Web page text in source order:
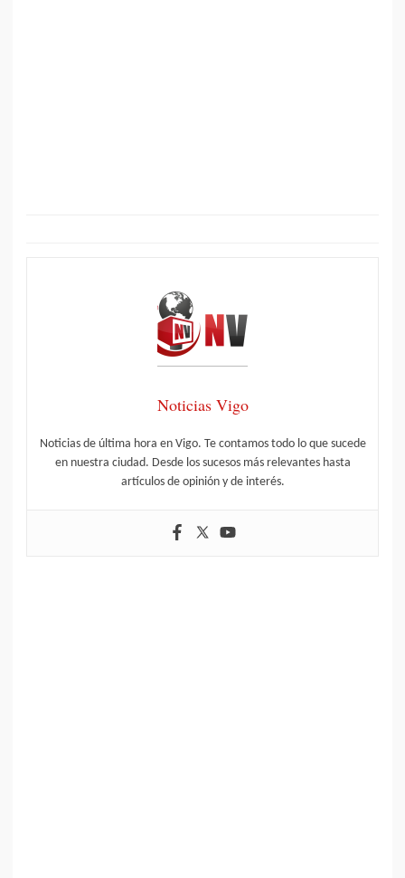
Noticias Vigo
Noticias de última hora en Vigo. Te contamos todo lo que sucede
en nuestra ciudad. Desde los sucesos más relevantes hasta
artículos de opinión y de interés.